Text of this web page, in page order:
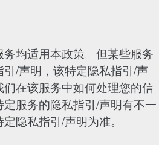
均适用本政策。但某些服务
/声明，该特定隐私指引/声
在该服务中如何处理您的信
服务的隐私指引/声明有不一
隐私指引/声明为准。